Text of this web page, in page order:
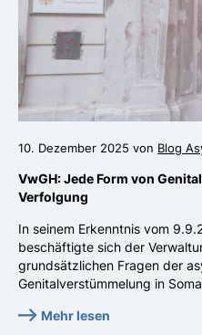
10. Dezember 2025 von Blog
VwGH: Jede Form von
Verfolgung
In seinem Erkenntnis vom
beschäftigte sich der
grundsätzlichen Fragen der
Genitalverstümmelung in
Mehr lesen